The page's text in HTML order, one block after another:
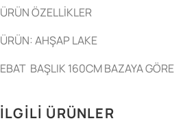
ÜRÜN ÖZELLİKLER
ÜRÜN: AHŞAP LAKE
EBAT BAŞLIK 160CM BAZAYA GÖRE
İLGILI ÜRÜNLER